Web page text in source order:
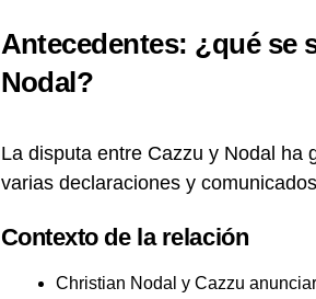
Antecedentes: ¿qué se
Nodal?
La disputa entre Cazzu y Nodal ha
varias declaraciones y
Contexto de la relación
Christian Nodal y Cazzu